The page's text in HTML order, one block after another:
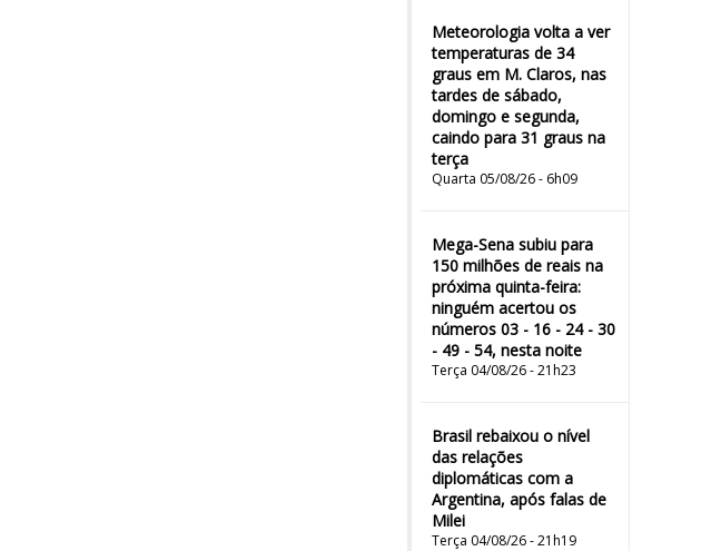
Meteorologia volta a ver
temperaturas de 34
graus em M. Claros, nas
tardes de sábado,
domingo e segunda,
caindo para 31 graus na
terça
Quarta 05/08/26 - 6h09
Mega-Sena subiu para
150 milhões de reais na
próxima quinta-feira:
ninguém acertou os
números 03 - 16 - 24 - 30
- 49 - 54, nesta noite
Terça 04/08/26 - 21h23
Brasil rebaixou o nível
das relações
diplomáticas com a
Argentina, após falas de
Milei
Terça 04/08/26 - 21h19